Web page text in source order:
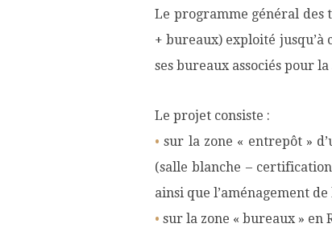
Le programme général des
+ bureaux) exploité
ses bureaux associés pour
Le projet consiste :
• sur la zone « entrepôt »
(salle blanche –
ainsi que l’aménagement
• sur la zone « bureaux » en